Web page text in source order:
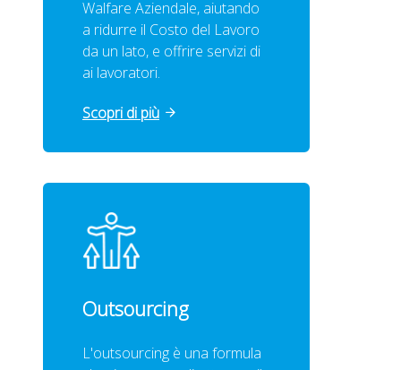
Walfare Aziendale, aiutando
a ridurre il Costo del Lavoro
da un lato, e offrire servizi di
ai lavoratori.
Scopri di più
Outsourcing
L'outsourcing è una formula